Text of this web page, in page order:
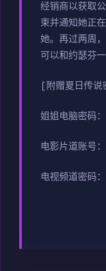
经销商以获取
束并通知她正
她。再过两周
可以和约瑟芬
[附赠夏日传说
姐姐电脑密
电影片道账号
电视频道密码